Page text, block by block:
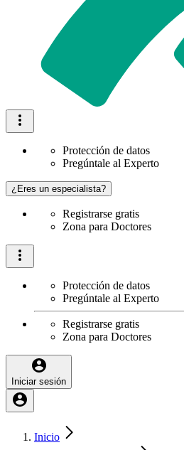
Protección de datos
Pregúntale al Experto
¿Eres un especialista?
Registrarse gratis
Zona para Doctores
Protección de datos
Pregúntale al Experto
Registrarse gratis
Zona para Doctores
Iniciar sesión
Inicio